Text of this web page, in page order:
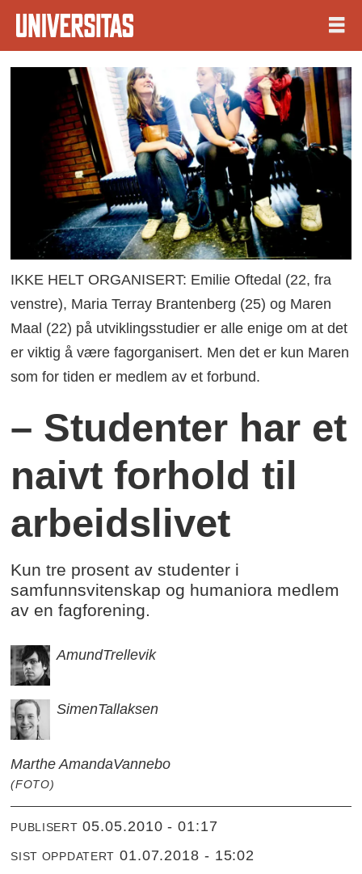
IKKE HELT ORGANISERT: Emilie Oftedal (22, fra
venstre), Maria Terray Brantenberg (25) og Maren
Maal (22) på utviklingsstudier er alle enige om at det
er viktig å være fagorganisert. Men det er kun Maren
som for tiden er medlem av et forbund.
– Studenter har et
naivt forhold til
arbeidslivet
Kun tre prosent av studenter i
samfunnsvitenskap og humaniora medlem
av en fagforening.
AmundTrellevik
SimenTallaksen
Marthe AmandaVannebo
(FOTO)
PUBLISERT 05.05.2010 - 01:17
SIST OPPDATERT 01.07.2018 - 15:02